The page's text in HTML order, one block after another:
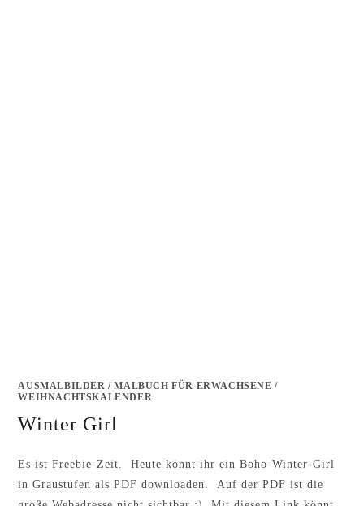
AUSMALBILDER /MALBUCH FÜR ERWACHSENE /
WEIHNACHTSKALENDER
Winter Girl
Es ist Freebie-Zeit. Heute könnt ihr ein Boho-Winter-Girl
in Graustufen als PDF downloaden. Auf der PDF ist die